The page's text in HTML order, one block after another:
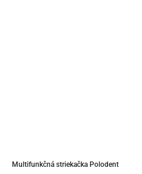
Multifunkčná striekačka Polodent